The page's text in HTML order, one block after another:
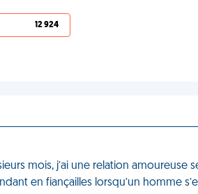
12 924
mois, j’ai une relation amoureuse
en fiançailles lorsqu’un homme